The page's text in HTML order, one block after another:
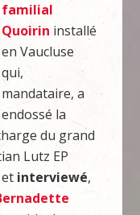
familial
Quoirin installé
en Vaucluse
qui,
mandataire, a
endossé la
du grand
Lutz EP
interviewé,